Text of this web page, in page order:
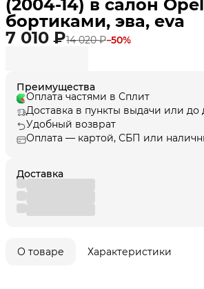
(2004-14) в салон
бортиками, эва, eva
7 010 ₽14 020 ₽−50%
Преимущества
Оплата частями в Сплит
Доставка в пункты выдачи или до
Удобный возврат
Оплата — картой, СБП или
Доставка
О товаре Характеристики